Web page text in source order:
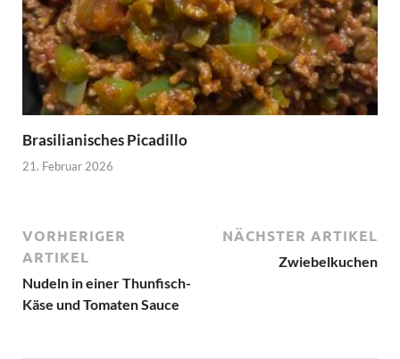
Brasilianisches Picadillo
21. Februar 2026
VORHERIGER
ARTIKEL
Nudeln in einer Thunfisch-
Käse und Tomaten Sauce
NÄCHSTER ARTIKEL
Zwiebelkuchen